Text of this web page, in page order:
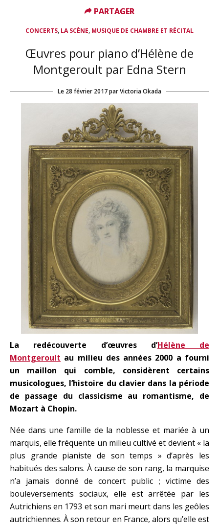
CONCERTS, LA SCÈNE, MUSIQUE DE CHAMBRE ET RÉCITAL
Œuvres pour piano d’Hélène de
Montgeroult par Edna Stern
Le 28 février 2017parVictoria Okada
La redécouverte d’œuvres d’Hélène de
Montgeroult au milieu des années 2000 a fourni
un maillon qui comble, considèrent certains
musicologues, l’histoire du clavier dans la période
de passage du classicisme au romantisme, de
Mozart à Chopin.
Née dans une famille de la noblesse et mariée à un
marquis, elle fréquente un milieu cultivé et devient « la
plus grande pianiste de son temps » d’après les
habitués des salons. À cause de son rang, la marquise
n’a jamais donné de concert public ; victime des
bouleversements sociaux, elle est arrêtée par les
Autrichiens en 1793 et son mari meurt dans les geôles
autrichiennes. À son retour en France, alors qu’elle est
PARTAGER
PARTAGER